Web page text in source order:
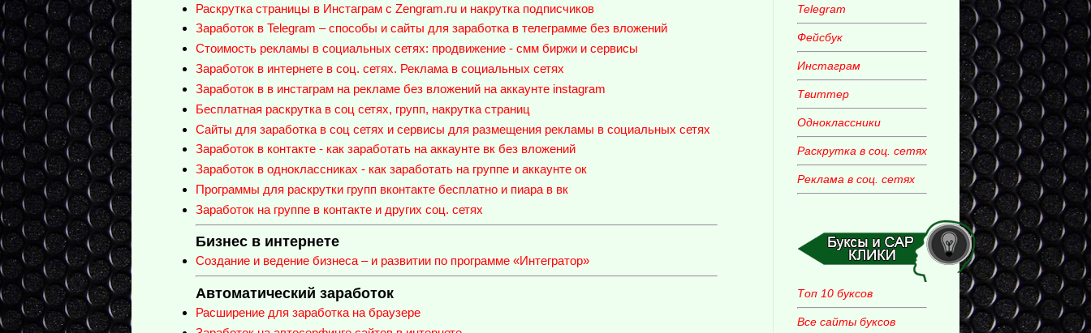
Раскрутка страницы в Инстаграм с Zengram.ru и накрутка подписчиков
Заработок в Telegram – способы и сайты для заработка в телеграмме без вложений
Стоимость рекламы в социальных сетях: продвижение - смм биржи и сервисы
Заработок в интернете в соц. сетях. Реклама в социальных сетях
Заработок в в инстаграм на рекламе без вложений на аккаунте instagram
Бесплатная раскрутка в соц сетях, групп, накрутка страниц
Сайты для заработка в соц сетях и сервисы для размещения рекламы в социальных сетях
Заработок в контакте - как заработать на аккаунте вк без вложений
Заработок в одноклассниках - как заработать на группе и аккаунте ок
Программы для раскрутки групп вконтакте бесплатно и пиара в вк
Заработок на группе в контакте и других соц. сетях
Бизнес в интернете
Создание и ведение бизнеса – и развитии по программе «Интегратор»
Автоматический заработок
Расширение для заработка на браузере
Telegram
Фейсбук
Инстаграм
Твиттер
Одноклассники
Раскрутка в соц. сетях
Реклама в соц. сетях
Топ 10 буксов
Все сайты буксов